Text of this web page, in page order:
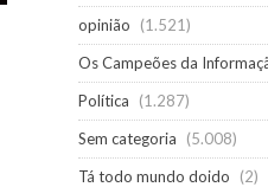
opinião
(1.521)
Os Campeões da
Política
(1.287)
Sem categoria
(5.008)
Tá todo mundo doido
(2)